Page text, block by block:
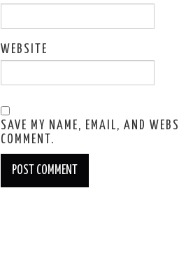
WEBSITE
SAVE MY NAME, EMAIL, AND
COMMENT.